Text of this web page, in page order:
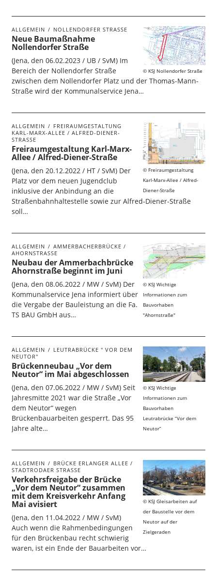
KSJ Nollendorfer Straße
ALLGEMEIN NOLLENDORFER STRASSE
Neue Baumaßnahme
Nollendorfer Straße
(Jena, den 06.02.2023 / UB / SvM) Im
Bereich der Nollendorfer Straße
zwischen dem Nollendorfer Platz und der Thomas-Mann-
Straße wird der Kommunalservice Jena…
Freiraumgestaltung
Karl-Marx-Allee / Alfred-
Diener-Straße
ALLGEMEIN
FREIRAUMGESTALTUNG
KARL-MARX-ALLEE / ALFRED-DIENER-
STRASSE
Freiraumgestaltung Karl-Marx-
Allee / Alfred-Diener-Straße
(Jena, den 20.12.2022 / HT / SvM) Der
Platz vor dem neuen Jugendclub
inklusive der Anbindung an die
Straßenbahnhaltestelle sowie zur Alfred-Diener-Straße
soll…
KSJ Wichtige
Informationen zum
Bauvorhaben
"Ahornstraße"
ALLGEMEIN
AMMERBACHERBRÜCKE /
AHORNSTRASSE
Neubau der Ammerbachbrücke
Ahornstraße beginnt im Juni
(Jena, den 08.06.2022 / MW / SvM) Der
Kommunalservice Jena informiert über
die Vergabe der Bauleistung an die Fa.
TS BAU GmbH aus…
KSJ Wichtige
Informationen zum
Bauvorhaben
Leutrabrücke “Vor dem
Neutor”
ALLGEMEIN
LEUTRABRÜCKE " VOR DEM
NEUTOR"
Brückenneubau „Vor dem
Neutor“ im Mai abgeschlossen
(Jena, den 07.06.2022 / MW / SvM) Seit
Jahresmitte 2021 war die Straße „Vor
dem Neutor“ wegen
Brückenbauarbeiten gesperrt. Das 95
Jahre alte…
KSJ Gleisarbeiten auf
der Baustelle vor dem
Neutor auf der
Zielgeraden
ALLGEMEIN
BRÜCKE ERLANGER ALLEE /
STADTRODAER STRASSE
Verkehrsfreigabe der Brücke
„Vor dem Neutor“ zusammen
mit dem Kreisverkehr Anfang
Mai avisiert
(Jena, den 11.04.2022 / MW / SvM)
Auch wenn die Rahmenbedingungen
für den Brückenbau recht schwierig
waren, ist ein Ende der Bauarbeiten vor…